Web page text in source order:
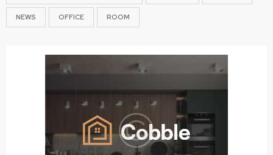
NEWS OFFICE ROOM